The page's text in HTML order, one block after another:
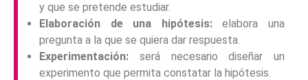
y que se pretende estudiar.
Elaboración de una hipótesis:elabora una
pregunta a la que se quiera dar respuesta.
Experimentación: será necesario diseñar un
experimento que permita constatar la hipótesis.